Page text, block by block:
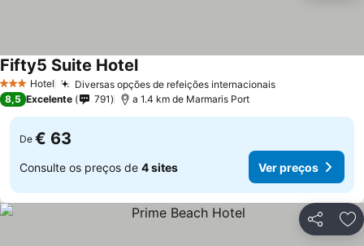
3 EstrelasHotel Diversas opções de refeições internacionais
Fifty5 Suite Hotel
8,5 Excelente 791 a 1.4 km de Marmaris Port
De € 63
Consulte os preços de 4 sites Ver preços
Partilhar